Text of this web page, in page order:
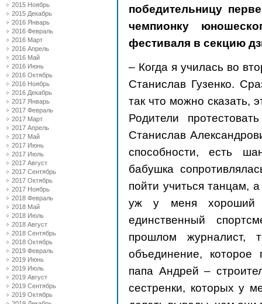
2015 Ноябрь
2015 Декабрь
2016 Январь
2016 Февраль
2016 Март
2016 Апрель
2016 Май
2016 Июнь
2016 Октябрь
2016 Ноябрь
2016 Декабрь
2017 Январь
2017 Февраль
2017 Март
2017 Апрель
2017 Май
2017 Июнь
2017 Июль
2017 Август
2017 Сентябрь
2017 Октябрь
2017 Ноябрь
2018 Февраль
2018 Май
2018 Июль
2018 Август
2018 Сентябрь
2018 Октябрь
2019 Февраль
2019 Июнь
2019 Июль
2019 Август
2019 Сентябрь
2019 Октябрь
победительницу
чемпионку
фестиваля в секцию
– Когда я училась во
Станислав Гузенко.
так что можно сказать,
Родители
Станислав
способности, есть
бабушка
пойти учиться танцам,
уж у меня
единственный
прошлом журналист,
объединение, которое
папа Андрей –
сестренки, которых у